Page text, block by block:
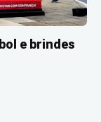
e brindes